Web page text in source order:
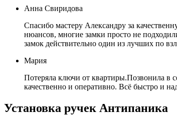
Анна Свиридова
Спасибо мастеру Александру за
нюансов, многие замки просто не
замок действительно один из лучших по
Мария
Потеряла ключи от квартиры.Позвонила в
качественно и оперативно. Всё быстро и
Установка ручек Антипаника